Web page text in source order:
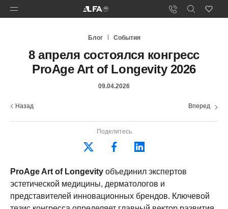
Блог События
8 апреля состоялся конгресс
ProAge Art of Longevity 2026
09.04.2026
Назад Вперед
Поделитесь
ProAge Art of Longevity объединил экспертов
эстетической медицины, дерматологов и
представителей инновационных брендов. Ключевой